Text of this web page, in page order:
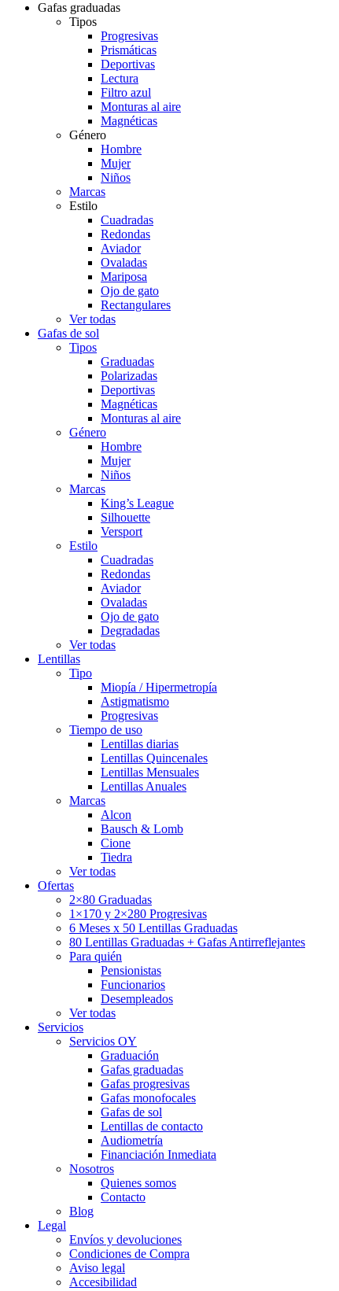
Gafas graduadas
Tipos
Progresivas
Prismáticas
Deportivas
Lectura
Filtro azul
Monturas al aire
Magnéticas
Género
Hombre
Mujer
Niños
Marcas
Estilo
Cuadradas
Redondas
Aviador
Ovaladas
Mariposa
Ojo de gato
Rectangulares
Ver todas
Gafas de sol
Tipos
Graduadas
Polarizadas
Deportivas
Magnéticas
Monturas al aire
Género
Hombre
Mujer
Niños
Marcas
King’s League
Silhouette
Versport
Estilo
Cuadradas
Redondas
Aviador
Ovaladas
Ojo de gato
Degradadas
Ver todas
Lentillas
Tipo
Miopía / Hipermetropía
Astigmatismo
Progresivas
Tiempo de uso
Lentillas diarias
Lentillas Quincenales
Lentillas Mensuales
Lentillas Anuales
Marcas
Alcon
Bausch & Lomb
Cione
Tiedra
Ver todas
Ofertas
2×80 Graduadas
1×170 y 2×280 Progresivas
6 Meses x 50 Lentillas Graduadas
80 Lentillas Graduadas + Gafas Antirreflejantes
Para quién
Pensionistas
Funcionarios
Desempleados
Ver todas
Servicios
Servicios OY
Graduación
Gafas graduadas
Gafas progresivas
Gafas monofocales
Gafas de sol
Lentillas de contacto
Audiometría
Financiación Inmediata
Nosotros
Quienes somos
Contacto
Blog
Legal
Envíos y devoluciones
Condiciones de Compra
Aviso legal
Accesibilidad